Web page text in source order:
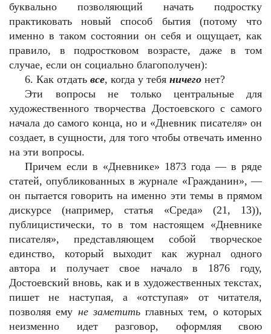
буквально позволяющий начать подростку
практиковать новый способ бытия (потому что
именно в таком состоянии он себя и ощущает, как
правило, в подростковом возрасте, даже в том
случае, если он социально благополучен):
6. Как отдатьвсе, когда у тебяничего нет?
Эти вопросы не только центральные для
художественного творчества Достоевского с самого
начала до самого конца, но и «Дневник писателя» он
создает, в сущности, для того чтобы отвечать именно
на эти вопросы.
Причем если в «Дневнике» 1873 года — в ряде
статей, опубликованных в журнале «Гражданин», —
он пытается говорить на именно эти темы в прямом
дискурсе (например, статья «Среда» (21, 13)),
публицистически, то в том настоящем «Дневнике
писателя», представляющем собой творческое
единство, который выходит как журнал одного
автора и получает свое начало в 1876 году,
Достоевский вновь, как и в художественных текстах,
пишет не наступая, а «отступая» от читателя,
позволяя ему не заметитьглавных тем, о которых
неизменно идет разговор, оформляя свою